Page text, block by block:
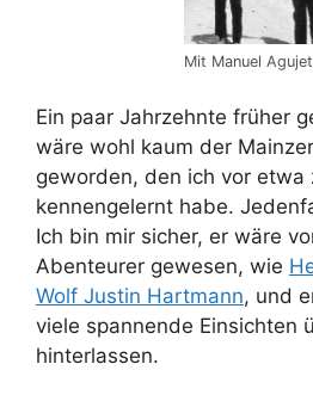
Mit Manuel
Ein paar Jahrzehnte früher
wäre wohl kaum der
geworden, den ich vor etwa
kennengelernt habe.
Ich bin mir sicher, er wäre
Abenteurer gewesen, wie
Wolf Justin Hartmann, und
viele spannende Einsichten
hinterlassen.